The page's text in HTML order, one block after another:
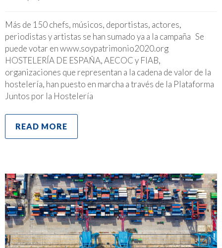
Más de 150 chefs, músicos, deportistas, actores,
periodistas y artistas se han sumado ya a la campaña Se
puede votar en www.soypatrimonio2020.org
HOSTELERÍA DE ESPAÑA, AECOC y FIAB,
organizaciones que representan a la cadena de valor de la
hostelería, han puesto en marcha a través de la Plataforma
Juntos por la Hostelería
READ MORE